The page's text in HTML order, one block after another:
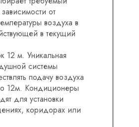
от
воздуха в
в текущий
12 м. Уникальная
системы
подачу воздуха
12м. Кондиционеры
для установки
коридорах или